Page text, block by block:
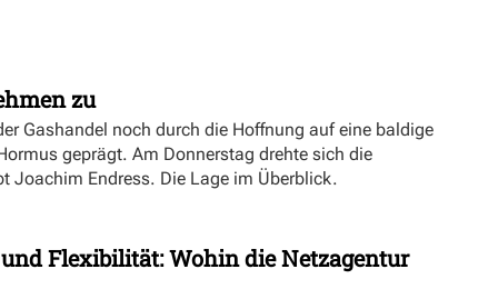
zu
Gashandel noch durch die Hoffnung auf eine baldige
geprägt. Am Donnerstag drehte sich die
Joachim Endress. Die Lage im Überblick.
Flexibilität: Wohin die Netzagentur